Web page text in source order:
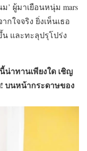
’ ผู้มาเยือนหนุ่ม mars
กใจจริง ยิ่งเห็นเธอ
และทะลุปรุโปร่ง
น่าทานเพียงใด เชิญ
บนหน้ากระดาษของ